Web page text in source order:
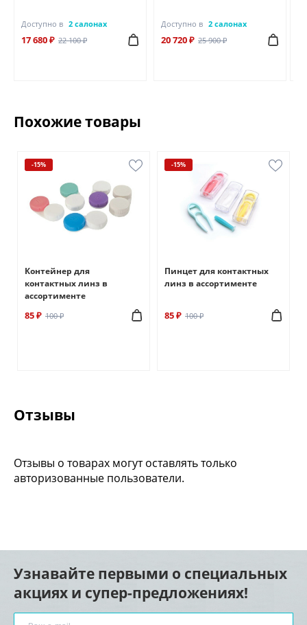
Доступно в 2 салонах
17 680 ₽ 22 100 ₽
Доступно в 2 салонах
20 720 ₽ 25 900 ₽
Похожие товары
-15%
Контейнер для
контактных линз в
ассортименте
85 ₽ 100 ₽
-15%
Пинцет для контактных
линз в ассортименте
85 ₽ 100 ₽
Отзывы
Отзывы о товарах могут оставлять только
авторизованные пользователи.
Узнавайте первыми о специальных
акциях и супер-предложениях!